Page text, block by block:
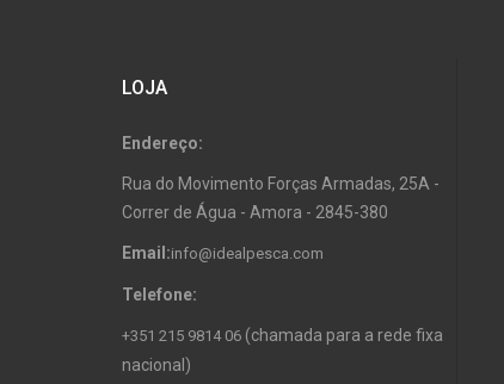
LOJA
Endereço:
Rua do Movimento Forças Armadas, 25A -
Correr de Água - Amora - 2845-380
Email:info@idealpesca.com
Telefone:
+351 215 9814 06 (chamada para a rede fixa
nacional)